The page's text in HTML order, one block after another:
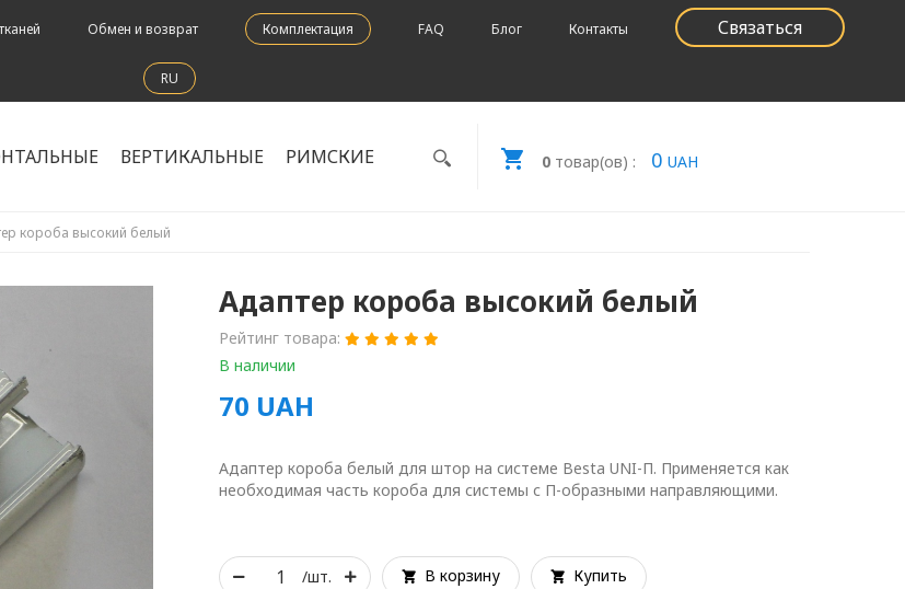
Обмен и возврат Комплектация FAQ Блог Контакты Связаться
RU
ВЕРТИКАЛЬНЫЕ РИМСКИЕ 0товар(ов) : 0 UAH
короба высокий белый
Адаптер короба высокий белый
Рейтинг товара:
В наличии
70 UAH
Адаптер короба белый для штор на системе Besta UNI-П. Применяется как
необходимая часть короба для системы с П-образными направляющими.
/шт. В корзину Купить